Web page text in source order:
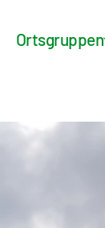
Ortsgruppen